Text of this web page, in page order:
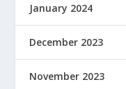
January 2024
December 2023
November 2023